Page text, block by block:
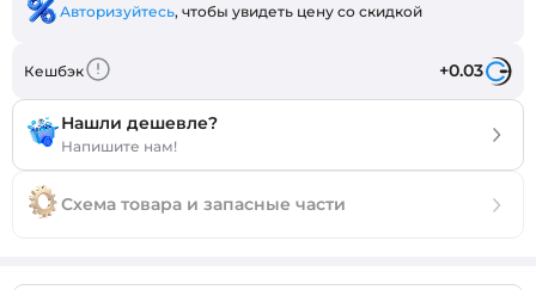
Авторизуйтесь, чтобы увидеть цену со скидкой
Кешбэк +0.03
Нашли дешевле?
Напишите нам!
Схема товара и запасные части